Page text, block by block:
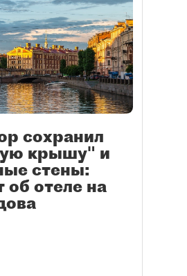
сохранил
крышу" и
стены:
об отеле на